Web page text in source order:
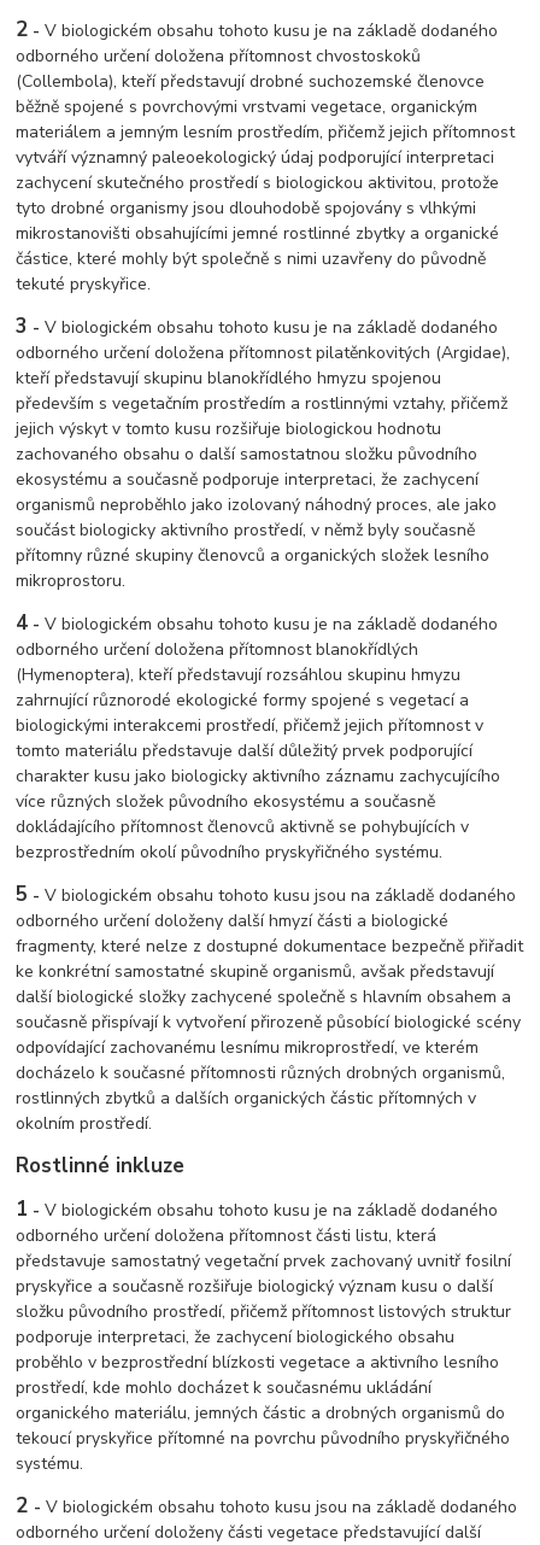
2 - V biologickém obsahu tohoto kusu je na základě dodaného
odborného určení doložena přítomnost chvostoskoků
(Collembola), kteří představují drobné suchozemské členovce
běžně spojené s povrchovými vrstvami vegetace, organickým
materiálem a jemným lesním prostředím, přičemž jejich přítomnost
vytváří významný paleoekologický údaj podporující interpretaci
zachycení skutečného prostředí s biologickou aktivitou, protože
tyto drobné organismy jsou dlouhodobě spojovány s vlhkými
mikrostanovišti obsahujícími jemné rostlinné zbytky a organické
částice, které mohly být společně s nimi uzavřeny do původně
tekuté pryskyřice.
3 - V biologickém obsahu tohoto kusu je na základě dodaného
odborného určení doložena přítomnost pilatěnkovitých (Argidae),
kteří představují skupinu blanokřídlého hmyzu spojenou
především s vegetačním prostředím a rostlinnými vztahy, přičemž
jejich výskyt v tomto kusu rozšiřuje biologickou hodnotu
zachovaného obsahu o další samostatnou složku původního
ekosystému a současně podporuje interpretaci, že zachycení
organismů neproběhlo jako izolovaný náhodný proces, ale jako
součást biologicky aktivního prostředí, v němž byly současně
přítomny různé skupiny členovců a organických složek lesního
mikroprostoru.
4 - V biologickém obsahu tohoto kusu je na základě dodaného
odborného určení doložena přítomnost blanokřídlých
(Hymenoptera), kteří představují rozsáhlou skupinu hmyzu
zahrnující různorodé ekologické formy spojené s vegetací a
biologickými interakcemi prostředí, přičemž jejich přítomnost v
tomto materiálu představuje další důležitý prvek podporující
charakter kusu jako biologicky aktivního záznamu zachycujícího
více různých složek původního ekosystému a současně
dokládajícího přítomnost členovců aktivně se pohybujících v
bezprostředním okolí původního pryskyřičného systému.
5 - V biologickém obsahu tohoto kusu jsou na základě dodaného
odborného určení doloženy další hmyzí části a biologické
fragmenty, které nelze z dostupné dokumentace bezpečně přiřadit
ke konkrétní samostatné skupině organismů, avšak představují
další biologické složky zachycené společně s hlavním obsahem a
současně přispívají k vytvoření přirozeně působící biologické scény
odpovídající zachovanému lesnímu mikroprostředí, ve kterém
docházelo k současné přítomnosti různých drobných organismů,
rostlinných zbytků a dalších organických částic přítomných v
okolním prostředí.
Rostlinné inkluze
1 - V biologickém obsahu tohoto kusu je na základě dodaného
odborného určení doložena přítomnost části listu, která
představuje samostatný vegetační prvek zachovaný uvnitř fosilní
pryskyřice a současně rozšiřuje biologický význam kusu o další
složku původního prostředí, přičemž přítomnost listových struktur
podporuje interpretaci, že zachycení biologického obsahu
proběhlo v bezprostřední blízkosti vegetace a aktivního lesního
prostředí, kde mohlo docházet k současnému ukládání
organického materiálu, jemných částic a drobných organismů do
tekoucí pryskyřice přítomné na povrchu původního pryskyřičného
systému.
2 - V biologickém obsahu tohoto kusu jsou na základě dodaného
odborného určení doloženy části vegetace představující další